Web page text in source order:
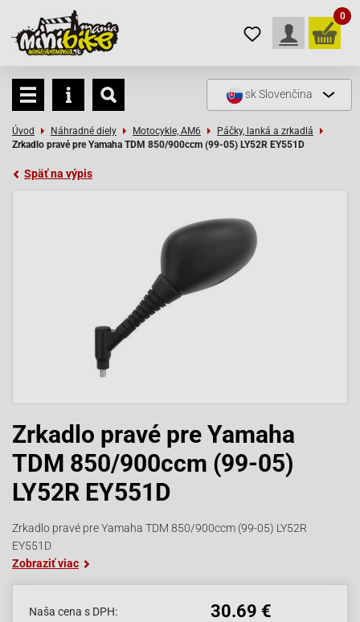
0
skSlovenčina
Úvod Náhradné diely Motocykle, AM6
Páčky, lanká a zrkadlá
Zrkadlo pravé pre Yamaha TDM 850/900ccm (99-05) LY52R EY551D
Späť na výpis
Zrkadlo pravé pre Yamaha
TDM 850/900ccm (99-05)
LY52R EY551D
Zrkadlo pravé pre Yamaha TDM 850/900ccm (99-05) LY52R
EY551D
Zobraziť viac
Naša cena s DPH: 30.69 €